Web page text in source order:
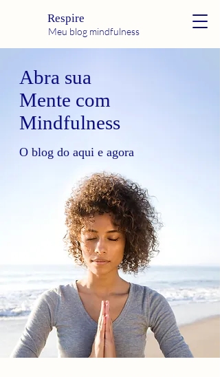
Respire
Meu blog mindfulness
Abra sua
Mente com
Mindfulness
O blog do aqui e agora